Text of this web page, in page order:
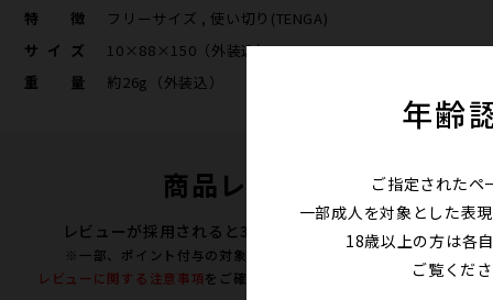
特徴
フリーサイズ , 使い切り(TENGA)
サイズ
10×88×150（外装込）
重量
約26g（外装込）
商品レビュー
レビューが採用されると300ポイントプレゼント！
※一部、ポイント付与の対象外となる商品がございます。
レビューに関する注意事項をご確認の上、投稿をお願い致します。
年齢
ご指定されたペ
一部成人を対象とした表
18歳以上の方は各
ご覧くだ